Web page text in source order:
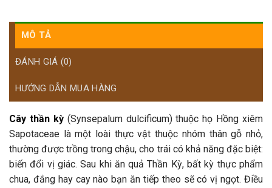
MÔ TẢ
ĐÁNH GIÁ (0)
HƯỚNG DẪN MUA HÀNG
Cây thần kỳ(Synsepalum dulcificum) thuộc họ Hồng xiêm
Sapotaceae là một loài thực vật thuộc nhóm thân gỗ nhỏ,
thường được trồng trong chậu, cho trái có khả năng đặc biệt:
biến đổi vị giác. Sau khi ăn quả Thần Kỳ, bất kỳ thực phẩm
chua, đắng hay cay nào bạn ăn tiếp theo sẽ có vị ngọt. Điều